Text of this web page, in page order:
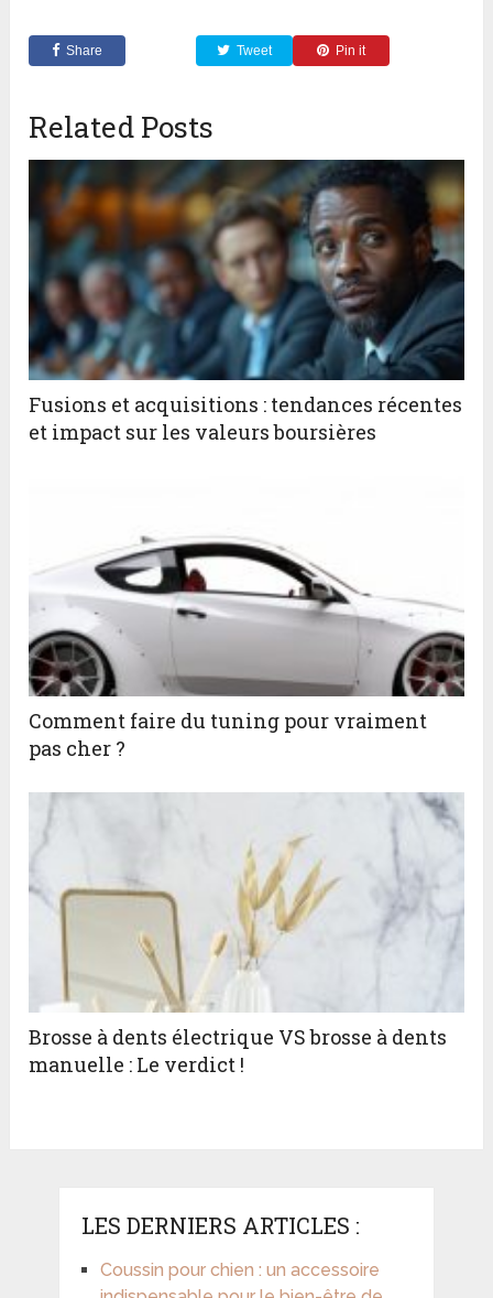
Share Tweet Pin it
Related Posts
Fusions et acquisitions : tendances récentes
et impact sur les valeurs boursières
Comment faire du tuning pour vraiment
pas cher ?
Brosse à dents électrique VS brosse à dents
manuelle : Le verdict !
LES DERNIERS ARTICLES :
Coussin pour chien : un accessoire